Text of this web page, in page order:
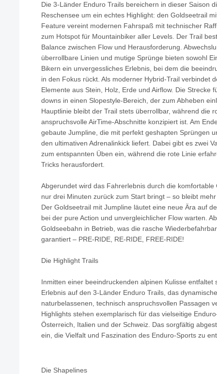
Die 3-Länder Enduro Trails bereichern in dieser Saison
Reschensee um ein echtes Highlight: den Goldseetrail
Feature vereint modernen Fahrspaß mit technischer
zum Hotspot für Mountainbiker aller Levels. Der Trail
Balance zwischen Flow und Herausforderung.
überrollbare Linien und mutige Sprünge bieten sowohl
Bikern ein unvergessliches Erlebnis, bei dem die
in den Fokus rückt. Als moderner Hybrid-Trail verbindet
Elemente aus Stein, Holz, Erde und Airflow. Die Strecke
downs in einen Slopestyle-Bereich, der zum Abheben
Hauptlinie bleibt der Trail stets überrollbar, während die
anspruchsvolle AirTime-Abschnitte konzipiert ist. Am
gebaute Jumpline, die mit perfekt geshapten Sprüngen
den ultimativen Adrenalinkick liefert. Dabei gibt es zwei
zum entspannten Üben ein, während die rote Linie
Tricks herausfordert.
Abgerundet wird das Fahrerlebnis durch die
nur drei Minuten zurück zum Start bringt – so bleibt
Der Goldseetrail mit Jumpline läutet eine neue Ära auf
bei der pure Action und unvergleichlicher Flow warten.
Goldseebahn in Betrieb, was die rasche
garantiert – PRE-RIDE, RE-RIDE, FREE-RIDE!
Die Highlight Trails
Inmitten einer beeindruckenden alpinen Kulisse entfaltet
Erlebnis auf den 3-Länder Enduro Trails, das
naturbelassenen, technisch anspruchsvollen Passagen
Highlights stehen exemplarisch für das vielseitige
Österreich, Italien und der Schweiz. Das sorgfältig
ein, die Vielfalt und Faszination des Enduro-Sports zu
Die Shapelines